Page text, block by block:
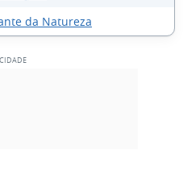
da Natureza